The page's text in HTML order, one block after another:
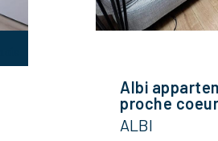
Albi
proche
ALBI